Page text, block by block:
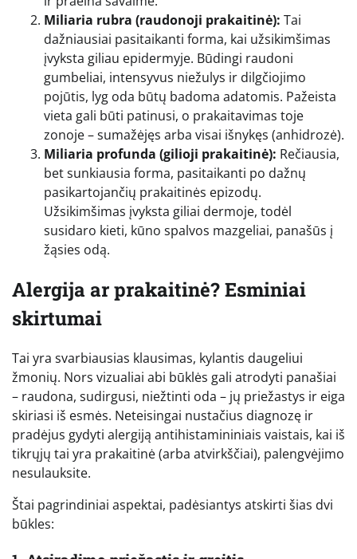
Miliaria rubra (raudonoji prakaitinė): Tai
dažniausiai pasitaikanti forma, kai užsikimšimas
įvyksta giliau epidermyje. Būdingi raudoni
gumbeliai, intensyvus niežulys ir dilgčiojimo
pojūtis, lyg oda būtų badoma adatomis. Pažeista
vieta gali būti patinusi, o prakaitavimas toje
zonoje – sumažėjęs arba visai išnykęs (anhidrozė).
Miliaria profunda (gilioji prakaitinė): Rečiausia,
bet sunkiausia forma, pasitaikanti po dažnų
pasikartojančių prakaitinės epizodų.
Užsikimšimas įvyksta giliai dermoje, todėl
susidaro kieti, kūno spalvos mazgeliai, panašūs į
žąsies odą.
Alergija ar prakaitinė? Esminiai
skirtumai
Tai yra svarbiausias klausimas, kylantis daugeliui
žmonių. Nors vizualiai abi būklės gali atrodyti panašiai
– raudona, sudirgusi, niežtinti oda – jų priežastys ir eiga
skiriasi iš esmės. Neteisingai nustačius diagnozę ir
pradėjus gydyti alergiją antihistamininiais vaistais, kai iš
tikrųjų tai yra prakaitinė (arba atvirkščiai), palengvėjimo
nesulauksite.
Štai pagrindiniai aspektai, padėsiantys atskirti šias dvi
būkles: